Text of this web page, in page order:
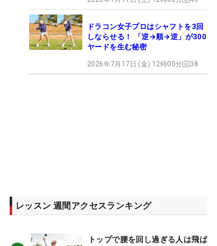
ドラコン女子プロはシャフトを3回
しならせる！ 「逆→順→逆」が300
ヤードを生む秘密
2026年7月17日 (金) 12時00分 38
レッスン 週間アクセスランキング
トップで腰を回し過ぎる人は飛ば